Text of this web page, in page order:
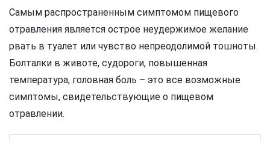
Самым распространенным симптомом пищевого
отравления является острое неудержимое желание
рвать в туалет или чувство непреодолимой тошноты.
Болталки в животе, судороги, повышенная
температура, головная боль – это все возможные
симптомы, свидетельствующие о пищевом
отравлении.